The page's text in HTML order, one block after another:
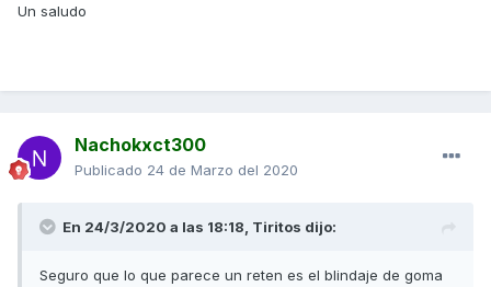
Un saludo
Nachokxct300
Publicado 24 de Marzo del 2020
En 24/3/2020 a las 18:18, Tiritos dijo:
Seguro que lo que parece un reten es el blindaje de goma